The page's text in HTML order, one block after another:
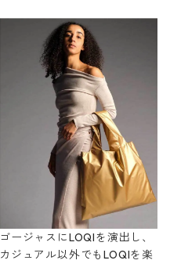
ゴージャスにLOQIを演出し、
カジュアル以外でもLOQIを楽